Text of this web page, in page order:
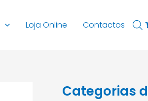
Loja Online Contactos
Categorias